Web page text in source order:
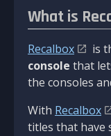
What is
Recalbox is
console that
the consoles
With Recalbox
titles that have